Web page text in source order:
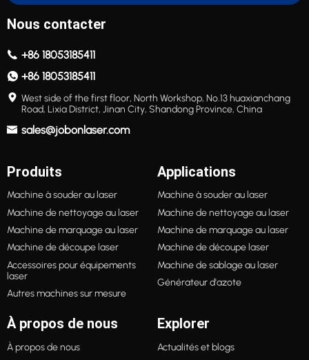
Nous contacter
+86 18053185411
+86 18053185411
West side of the first floor, North Workshop, No.13 huaxianchang
Road, Lixia District, Jinan City, Shandong Province, China
sales@jobonlaser.com
Produits
Machine à souder au laser
Machine de nettoyage au laser
Machine de marquage au laser
Machine de découpe laser
Accessoires pour équipements
laser
Autres machines sur mesure
Applications
Machine à souder au laser
Machine de nettoyage au laser
Machine de marquage au laser
Machine de découpe laser
Machine de sablage au laser
Générateur d'azote
À propos de nous
À propos de nous
Explorer
Actualités et blogs